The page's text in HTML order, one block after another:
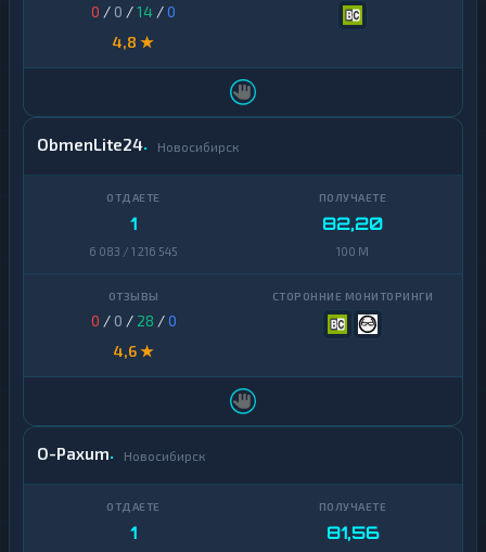
0 / 0 /14 /0
4,8 ★
ObmenLite24 Новосибирск
1
6 083 / 1 216 545
82,20
100 M
0 / 0 / 28 /0
4,6 ★
O-Paxum Новосибирск
1 81,56